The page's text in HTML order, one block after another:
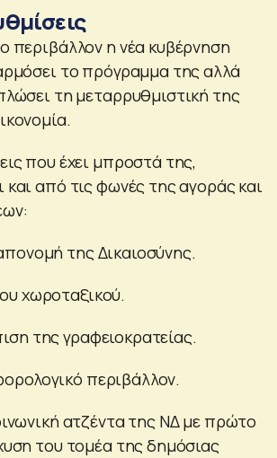
περιβάλλον η νέα κυβέρνηση
το πρόγραμμα της αλλά
τη μεταρρυθμιστική της
που έχει μπροστά της,
και από τις φωνές της αγοράς και
της Δικαιοσύνης.
χωροταξικού.
της γραφειοκρατείας.
περιβάλλον.
ατζέντα της ΝΔ με πρώτο
του τομέα της δημόσιας